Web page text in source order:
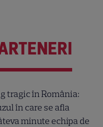
tragic în România:
în care se afla
minute echipa de